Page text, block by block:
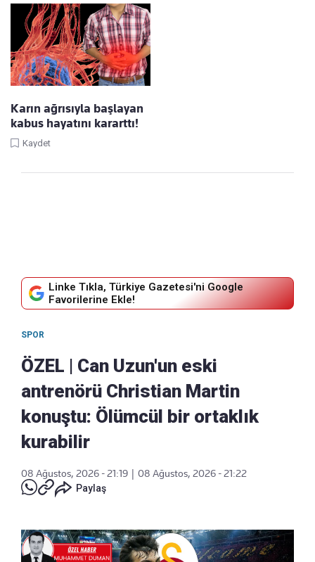
Karın ağrısıyla başlayan
kabus hayatını kararttı!
Kaydet
Linke Tıkla, Türkiye Gazetesi'ni Google
Favorilerine Ekle!
SPOR
ÖZEL | Can Uzun'un eski
antrenörü Christian Martin
konuştu: Ölümcül bir ortaklık
kurabilir
08 Ağustos, 2026 - 21:19
08 Ağustos, 2026 - 21:22
Paylaş